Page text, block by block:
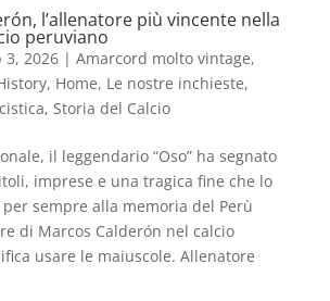
l’allenatore più vincente nella
peruviano
3, 2026| Amarcord molto vintage,
, Home, Le nostre inchieste,
, Storia del Calcio
il leggendario “Oso” ha segnato
imprese e una tragica fine che lo
sempre alla memoria del Perù
di Marcos Calderón nel calcio
usare le maiuscole. Allenatore